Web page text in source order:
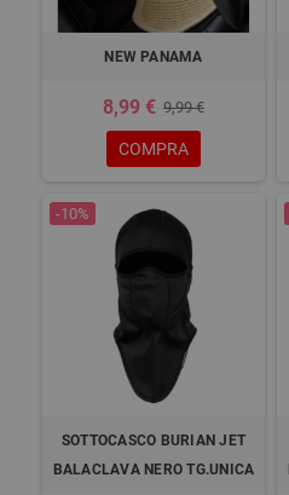
NEW PANAMA
8,99 € 9,99 €
COMPRA
-10%
SOTTOCASCO BURIAN JET
BALACLAVA NERO TG.UNICA